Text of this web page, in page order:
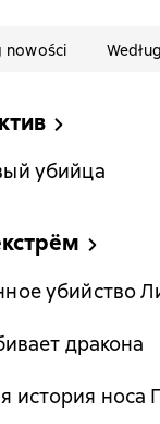
nowości
убийца
убийство
дракона
история носа